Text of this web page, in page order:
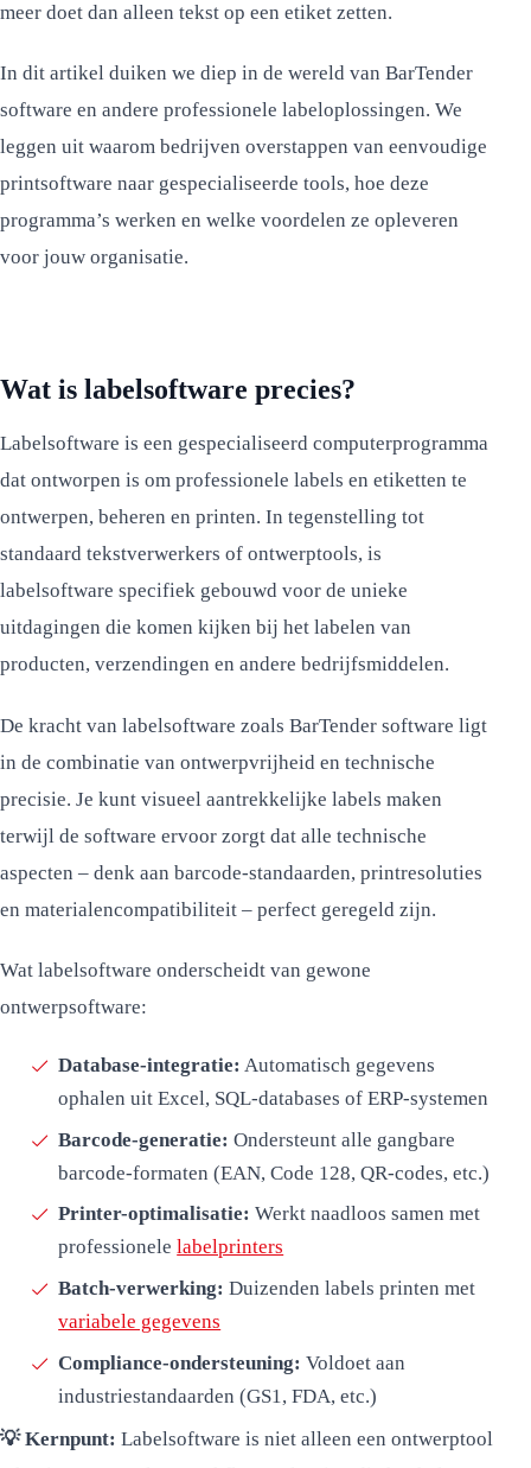
meer doet dan alleen tekst op een etiket zetten.
In dit artikel duiken we diep in de wereld van BarTender
software en andere professionele labeloplossingen. We
leggen uit waarom bedrijven overstappen van eenvoudige
printsoftware naar gespecialiseerde tools, hoe deze
programma’s werken en welke voordelen ze opleveren
voor jouw organisatie.
Wat is labelsoftware precies?
Labelsoftware is een gespecialiseerd computerprogramma
dat ontworpen is om professionele labels en etiketten te
ontwerpen, beheren en printen. In tegenstelling tot
standaard tekstverwerkers of ontwerptools, is
labelsoftware specifiek gebouwd voor de unieke
uitdagingen die komen kijken bij het labelen van
producten, verzendingen en andere bedrijfsmiddelen.
De kracht van labelsoftware zoals BarTender software ligt
in de combinatie van ontwerpvrijheid en technische
precisie. Je kunt visueel aantrekkelijke labels maken
terwijl de software ervoor zorgt dat alle technische
aspecten – denk aan barcode-standaarden, printresoluties
en materialencompatibiliteit – perfect geregeld zijn.
Wat labelsoftware onderscheidt van gewone
ontwerpsoftware:
Database-integratie: Automatisch gegevens
ophalen uit Excel, SQL-databases of ERP-systemen
Barcode-generatie: Ondersteunt alle gangbare
barcode-formaten (EAN, Code 128, QR-codes, etc.)
Printer-optimalisatie: Werkt naadloos samen met
professionelelabelprinters
Batch-verwerking: Duizenden labels printen met
variabele gegevens
Compliance-ondersteuning: Voldoet aan
industriestandaarden (GS1, FDA, etc.)
💡 Kernpunt: Labelsoftware is niet alleen een ontwerptool